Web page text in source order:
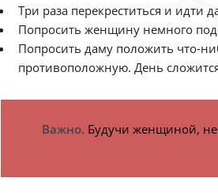
Три раза перекреститься и идти
Попросить женщину немного
Попросить даму положить что-
противоположную. День
Важно. Будучи женщиной,